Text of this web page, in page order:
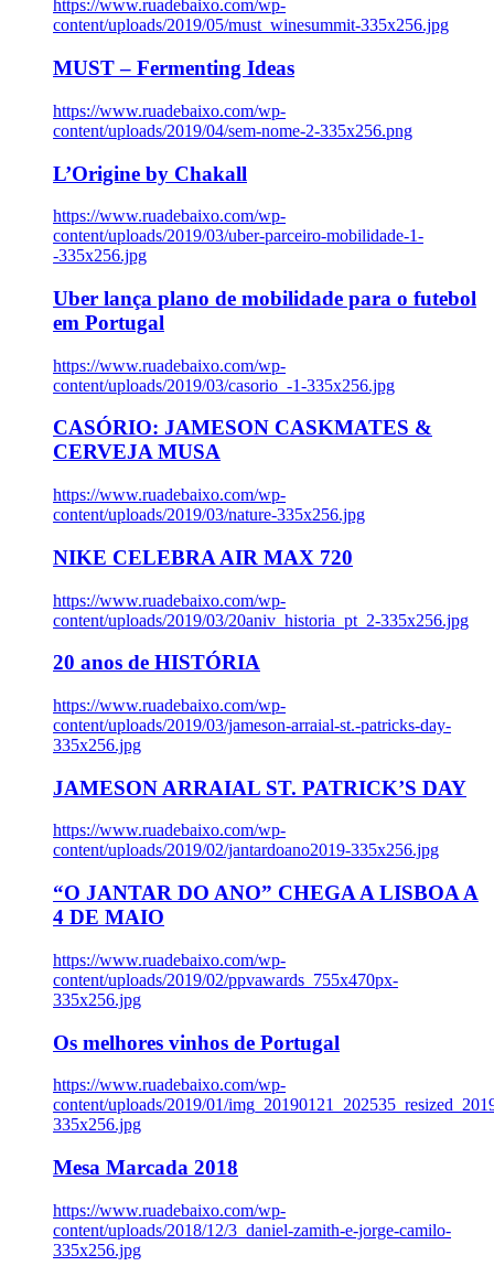
https://www.ruadebaixo.com/wp-
content/uploads/2019/05/must_winesummit-335x256.jpg
MUST – Fermenting Ideas
https://www.ruadebaixo.com/wp-
content/uploads/2019/04/sem-nome-2-335x256.png
L’Origine by Chakall
https://www.ruadebaixo.com/wp-
content/uploads/2019/03/uber-parceiro-mobilidade-1-
-335x256.jpg
Uber lança plano de mobilidade para o futebol
em Portugal
https://www.ruadebaixo.com/wp-
content/uploads/2019/03/casorio_-1-335x256.jpg
CASÓRIO: JAMESON CASKMATES &
CERVEJA MUSA
https://www.ruadebaixo.com/wp-
content/uploads/2019/03/nature-335x256.jpg
NIKE CELEBRA AIR MAX 720
https://www.ruadebaixo.com/wp-
content/uploads/2019/03/20aniv_historia_pt_2-335x256.jpg
20 anos de HISTÓRIA
https://www.ruadebaixo.com/wp-
content/uploads/2019/03/jameson-arraial-st.-patricks-day-
335x256.jpg
JAMESON ARRAIAL ST. PATRICK’S DAY
https://www.ruadebaixo.com/wp-
content/uploads/2019/02/jantardoano2019-335x256.jpg
“O JANTAR DO ANO” CHEGA A LISBOA A
4 DE MAIO
https://www.ruadebaixo.com/wp-
content/uploads/2019/02/ppvawards_755x470px-
335x256.jpg
Os melhores vinhos de Portugal
https://www.ruadebaixo.com/wp-
content/uploads/2019/01/
335x256.jpg
Mesa Marcada 2018
https://www.ruadebaixo.com/wp-
content/uploads/2018/12/3_daniel-zamith-e-jorge-camilo-
335x256.jpg